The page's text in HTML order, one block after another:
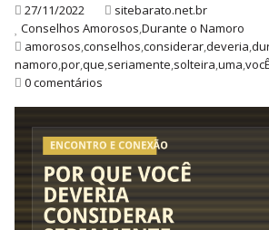
27/11/2022
sitebarato.net.br
Conselhos Amorosos,Durante o Namoro
amorosos,conselhos,considerar,deveria,
namoro,por,que,seriamente,solteira,uma,vocÊ
0 comentários